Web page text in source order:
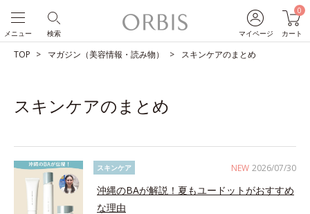
マイページ
0
カート
検索
メニュー
TOP マガジン（美容情報・読み物） スキンケアのまとめ
スキンケアのまとめ
NEW 2026/07/30
スキンケア
沖縄のBAが解説！夏もユードットがおすすめ
な理由